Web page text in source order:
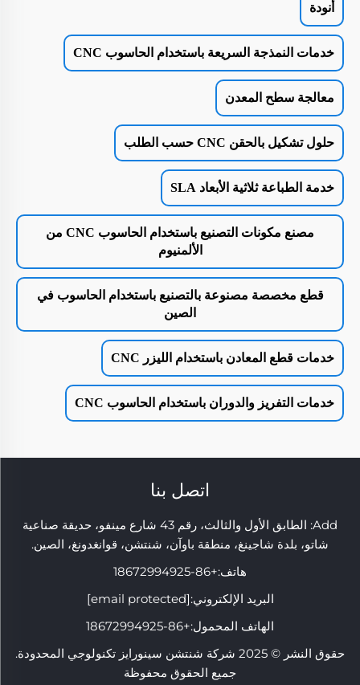
أنودة
خدمات النمذجة السريعة باستخدام الحاسوب CNC
معالجة سطح المعدن
حلول تشكيل بالحقن CNC حسب الطلب
خدمة الطباعة ثلاثية الأبعاد SLA
مصنع مكونات التصنيع باستخدام الحاسوب CNC من
الألمنيوم
قطع مخصصة مصنوعة بالتصنيع باستخدام الحاسوب في
الصين
خدمات قطع المعادن باستخدام الليزر CNC
خدمات التفريز والدوران باستخدام الحاسوب CNC
اتصل بنا
Add: الطابق الأول والثالث، رقم 43 شارع مينفو، حديقة صناعية
شاتو، بلدة شاجينغ، منطقة باوآن، شنتشن، قوانغدونغ، الصين.
هاتف:+86-18672994925
البريد الإلكتروني:[email protected]
الهاتف المحمول:+86-18672994925
حقوق النشر © 2025 شركة شنتشن سينورايز تكنولوجي المحدودة.
جميع الحقوق محفوظة